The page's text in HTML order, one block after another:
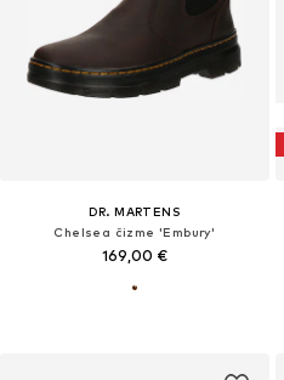
DR. MARTENS
Chelsea čizme 'Embury'
169,00 €